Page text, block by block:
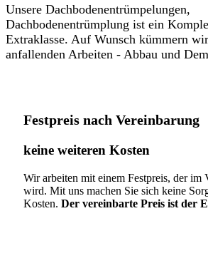
Unsere Dachbodenentrümpelungen,
Dachbodenentrümplung ist ein
Extraklasse. Auf Wunsch kümmern
anfallenden Arbeiten - Abbau und
Festpreis nach Vereinbarung
keine weiteren Kosten
Wir arbeiten mit einem Festpreis, der im
wird. Mit uns machen Sie sich keine
Kosten. Der vereinbarte Preis ist der